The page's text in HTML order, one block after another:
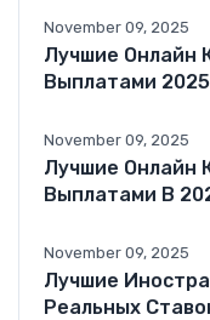
November 09, 2025
Лучшие Онлайн
Выплатами
November 09, 2025
Лучшие Онлайн
Выплатами В
November 09, 2025
Лучшие
Реальных